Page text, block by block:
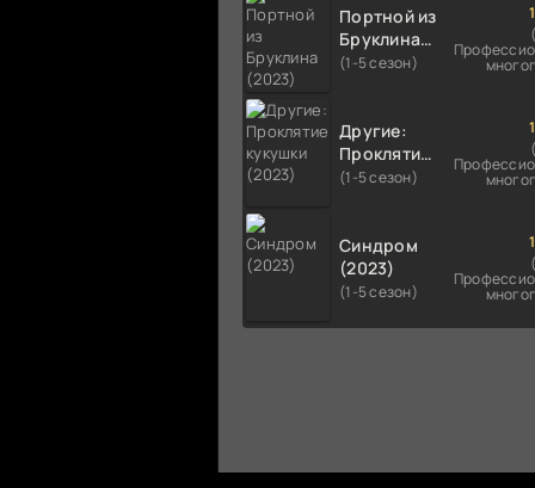
Портной из
Бруклина
(2023)
(1-5 сезон)
Другие:
Проклятие
кукушки
(1-5 сезон)
Синдром
(2023)
(1-5 сезон)